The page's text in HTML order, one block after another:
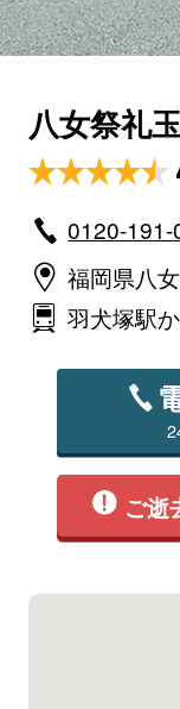
八女祭礼
0120-191-
福岡県八
羽犬塚駅
ご逝